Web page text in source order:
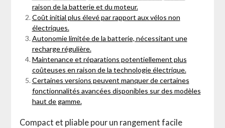
raison de la batterie et du moteur.
Coût initial plus élevé par rapport aux vélos non
électriques.
Autonomie limitée de la batterie, nécessitant une
recharge régulière.
Maintenance et réparations potentiellement plus
coûteuses en raison de la technologie électrique.
Certaines versions peuvent manquer de certaines
fonctionnalités avancées disponibles sur des modèles
haut de gamme.
Compact et pliable pour un rangement facile